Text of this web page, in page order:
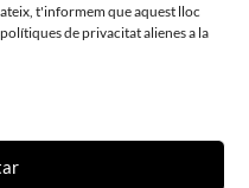
t'informem que aquest lloc
de privacitat alienes a la